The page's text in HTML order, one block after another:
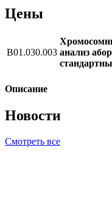
Цены
В01.030.003 анализ
Описание
Новости
Смотреть все